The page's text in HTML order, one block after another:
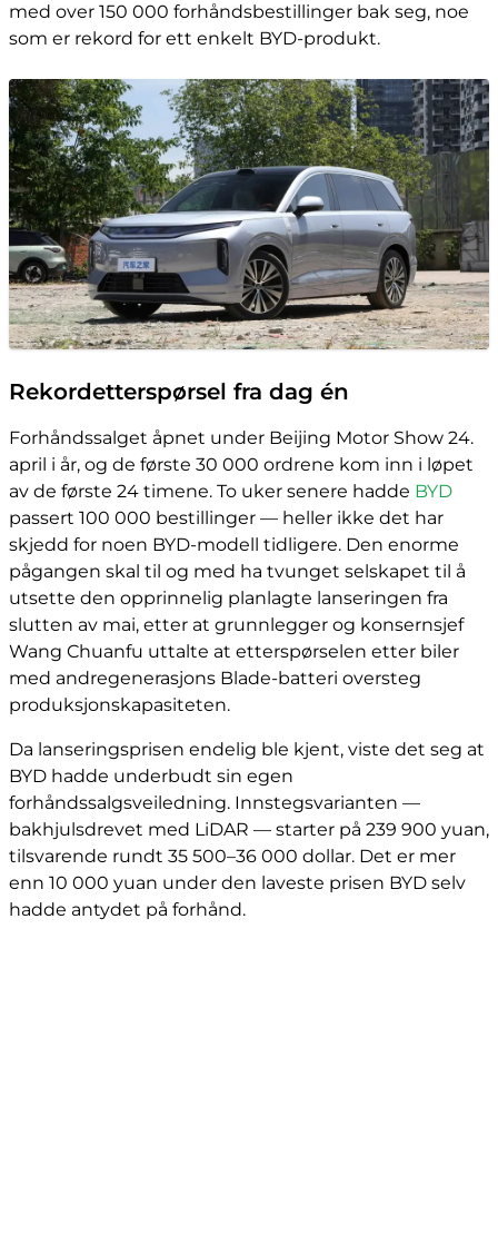
med over 150 000 forhåndsbestillinger bak seg, noe
som er rekord for ett enkelt BYD-produkt.
Rekordetterspørsel fra dag én
Forhåndssalget åpnet under Beijing Motor Show 24.
april i år, og de første 30 000 ordrene kom inn i løpet
av de første 24 timene. To uker senere hadde BYD
passert 100 000 bestillinger — heller ikke det har
skjedd for noen BYD-modell tidligere. Den enorme
pågangen skal til og med ha tvunget selskapet til å
utsette den opprinnelig planlagte lanseringen fra
slutten av mai, etter at grunnlegger og konsernsjef
Wang Chuanfu uttalte at etterspørselen etter biler
med andregenerasjons Blade-batteri oversteg
produksjonskapasiteten.
Da lanseringsprisen endelig ble kjent, viste det seg at
BYD hadde underbudt sin egen
forhåndssalgsveiledning. Innstegsvarianten —
bakhjulsdrevet med LiDAR — starter på 239 900 yuan,
tilsvarende rundt 35 500–36 000 dollar. Det er mer
enn 10 000 yuan under den laveste prisen BYD selv
hadde antydet på forhånd.